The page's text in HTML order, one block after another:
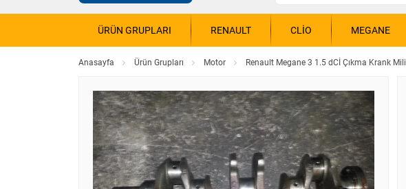
ÜRÜN GRUPLARI RENAULT CLIO MEGANE
Anasayfa Ürün Grupları Motor Renault Megane 3 1.5 dCİ Çıkma Krank Mili